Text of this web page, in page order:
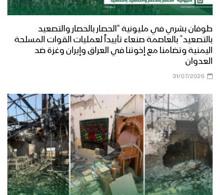
طوفان بشري في مليونية “الحصار بالحصار والتصعيد
بالتصعيد” بالعاصمة صنعاء تأييداً لعمليات القوات المسلحة
اليمنية وتضامنا مع إخوتنا في العراق وإيران وغزة ضد
العدوان
31/07/2026